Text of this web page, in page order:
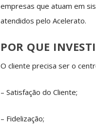
empresas que atuam em
atendidos pelo Acelerato.
POR QUE
O cliente precisa ser o
– Satisfação do Cliente;
– Fidelização;